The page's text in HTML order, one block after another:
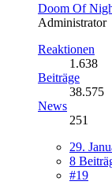
Doom Of
Administrator
Reaktionen
1.638
Beiträge
38.575
News
251
29.
8
#19